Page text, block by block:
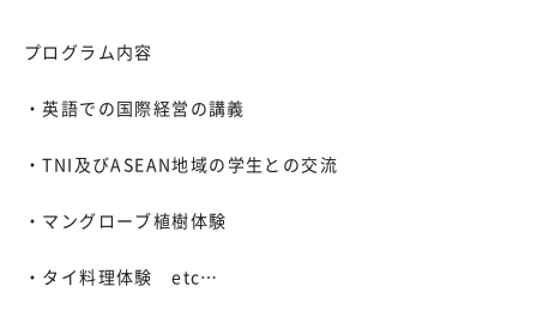
プログラム内容
・英語での国際経営の講義
・TNI及びASEAN地域の学生との交流
・マングローブ植樹体験
・タイ料理体験 etc…